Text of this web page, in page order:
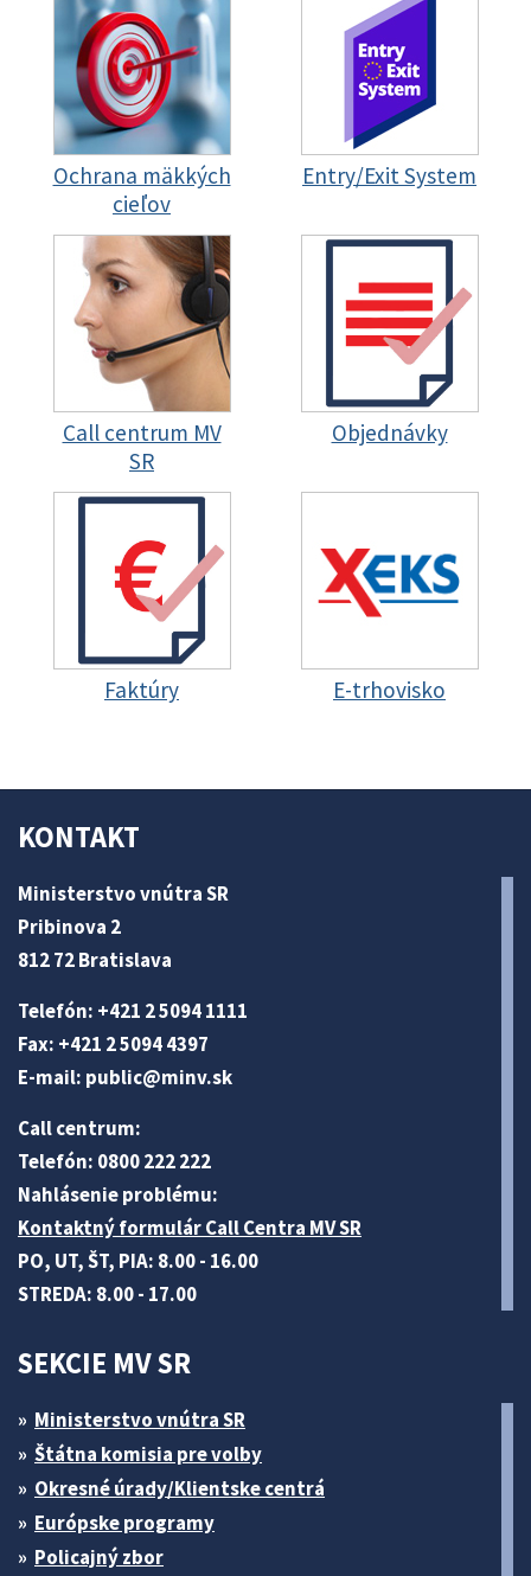
Ochrana mäkkých
cieľov
Entry/Exit System
Call centrum MV
SR
Objednávky
Faktúry E-trhovisko
KONTAKT
Ministerstvo vnútra SR
Pribinova 2
812 72 Bratislava
Telefón: +421 2 5094 1111
Fax: +421 2 5094 4397
E-mail: public@minv.sk
Call centrum:
Telefón: 0800 222 222
Nahlásenie problému:
Kontaktný formulár Call Centra MV SR
PO, UT, ŠT, PIA: 8.00 - 16.00
STREDA: 8.00 - 17.00
SEKCIE MV SR
Ministerstvo vnútra SR
Štátna komisia pre volby
Okresné úrady/Klientske centrá
Európske programy
Policajný zbor